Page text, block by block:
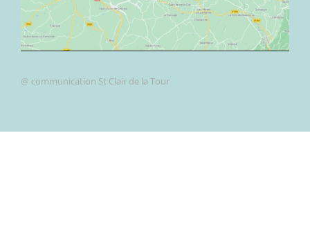
@ communication St Clair de la Tour